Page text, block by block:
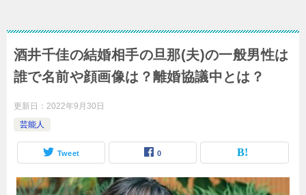
酒井千佳の結婚相手の旦那(夫)の一般男性は
誰で名前や顔画像は？離婚協議中とは？
更新日： 2022年9月30日
芸能人
Tweet 0